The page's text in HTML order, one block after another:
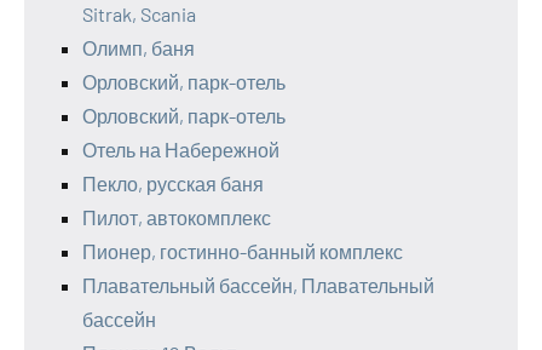
Sitrak, Scania
Олимп, баня
Орловский, парк-отель
Орловский, парк-отель
Отель на Набережной
Пекло, русская баня
Пилот, автокомплекс
Пионер, гостинно-банный комплекс
Плавательный бассейн, Плавательный
бассейн